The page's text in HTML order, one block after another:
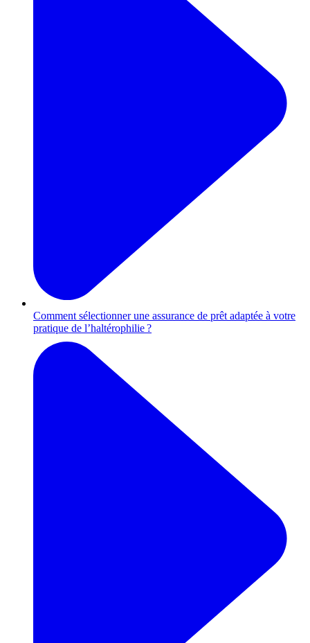
Comment sélectionner une assurance de prêt adaptée à votre
pratique de l’haltérophilie ?